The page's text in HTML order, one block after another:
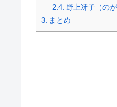
2.4. 野上冴子（の
3. まとめ